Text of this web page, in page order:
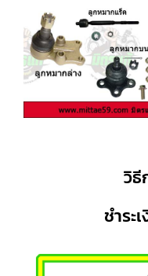
วิธี
ชำระ